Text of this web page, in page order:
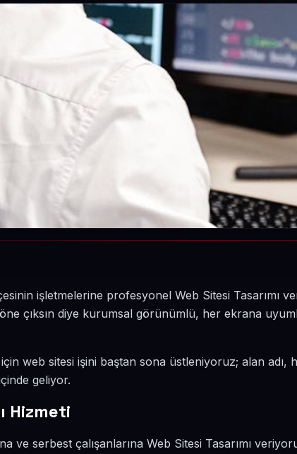
işletmelerine profesyonel Web Sitesi Tasarımı
çıksın diye kurumsal görünümlü, her ekrana
web sitesi işini baştan sona üstleniyoruz; alan adı,
geliyor.
Hizmeti
ve serbest çalışanlarına Web Sitesi Tasarımı